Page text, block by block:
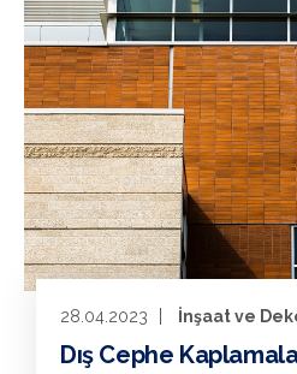
28.04.2023 İnşaat ve
Dış Cephe